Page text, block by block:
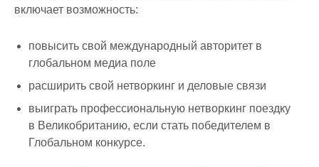
включает возможность:
повысить свой международный авторитет в
глобальном медиа поле
расширить свой нетворкинг и деловые связи
выиграть профессиональную нетворкинг поездку
в Великобританию, если стать победителем в
Глобальном конкурсе.